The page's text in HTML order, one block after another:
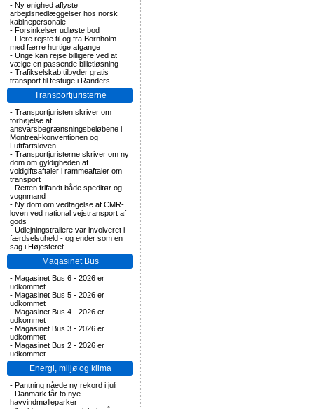
- Ny enighed aflyste
arbejdsnedlæggelser hos norsk
kabinepersonale
- Forsinkelser udløste bod
- Flere rejste til og fra Bornholm
med færre hurtige afgange
- Unge kan rejse billigere ved at
vælge en passende billetløsning
- Trafikselskab tilbyder gratis
transport til festuge i Randers
Transportjuristerne
- Transportjuristen skriver om
forhøjelse af
ansvarsbegrænsningsbeløbene i
Montreal-konventionen og
Luftfartsloven
- Transportjuristerne skriver om ny
dom om gyldigheden af
voldgiftsaftaler i rammeaftaler om
transport
- Retten frifandt både speditør og
vognmand
- Ny dom om vedtagelse af CMR-
loven ved national vejstransport af
gods
- Udlejningstrailere var involveret i
færdselsuheld - og ender som en
sag i Højesteret
Magasinet Bus
- Magasinet Bus 6 - 2026 er
udkommet
- Magasinet Bus 5 - 2026 er
udkommet
- Magasinet Bus 4 - 2026 er
udkommet
- Magasinet Bus 3 - 2026 er
udkommet
- Magasinet Bus 2 - 2026 er
udkommet
Energi, miljø og klima
- Pantning nåede ny rekord i juli
- Danmark får to nye
havvindmølleparker